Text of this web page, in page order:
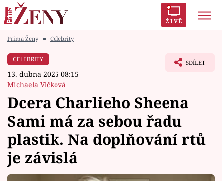
ŽIVĚ
Módní alarm
Témata
Celebrity
Vztahy
Prima Ženy ■ Celebrity
CELEBRITY
13. dubna 2025 08:15
Michaela Vlčková
SDÍLET
Dcera Charlieho Sheena
Sami má za sebou řadu
plastik. Na doplňování rtů
je závislá